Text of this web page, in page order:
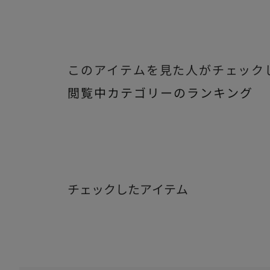
このアイテムを見た人がチェック
閲覧中カテゴリーのランキング
チェックしたアイテム